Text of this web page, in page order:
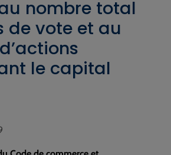
nombre total
de vote et au
le capital